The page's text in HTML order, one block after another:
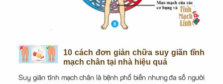
10 cách đơn giản chữa suy giãn tĩnh
mạch chân tại nhà hiệu quả
Suy giãn tĩnh mạch chân là bệnh phổ biến nhưng đa số người